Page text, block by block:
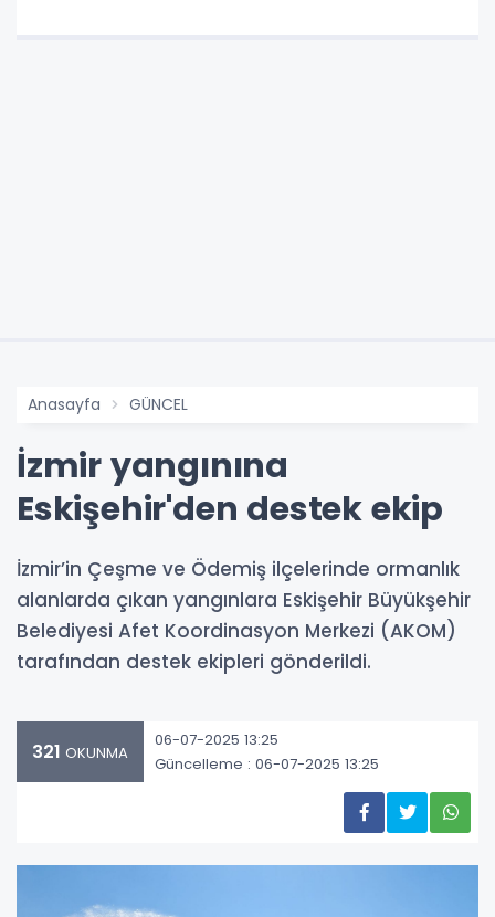
Anasayfa GÜNCEL
İzmir yangınına
Eskişehir'den destek ekip
İzmir’in Çeşme ve Ödemiş ilçelerinde ormanlık
alanlarda çıkan yangınlara Eskişehir Büyükşehir
Belediyesi Afet Koordinasyon Merkezi (AKOM)
tarafından destek ekipleri gönderildi.
321 OKUNMA
06-07-2025 13:25
Güncelleme : 06-07-2025 13:25